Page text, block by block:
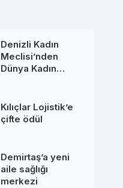
Denizli Kadın
Meclisi’nden
Dünya Kadın
Kılıçlar Lojistik’e
çifte ödül
Demirtaş’a yeni
aile sağlığı
merkezi